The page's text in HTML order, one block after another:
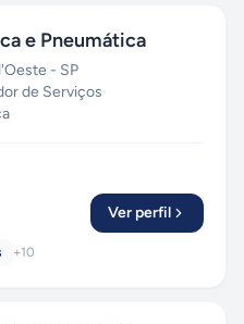
e Pneumática
- SP
de Serviços·
+10
Ver perfil